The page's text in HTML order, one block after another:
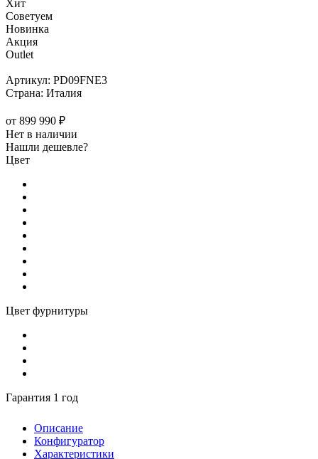
Хит
Советуем
Новинка
Акция
Outlet
Артикул: PD09FNE3
Страна: Италия
от 899 990 ₽
Нет в наличии
Нашли дешевле?
Цвет
Цвет фурнитуры
Гарантия 1 год
Описание
Конфигуратор
Характеристики